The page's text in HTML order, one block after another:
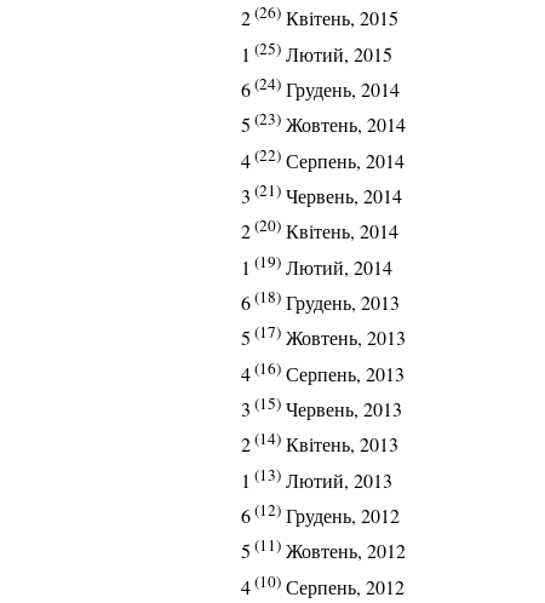
2(26) Квітень, 2015
1 (25) Лютий, 2015
6(24) Грудень, 2014
5 (23) Жовтень, 2014
4(22) Серпень, 2014
3 (21) Червень, 2014
2(20) Квітень, 2014
1 (19) Лютий, 2014
6(18) Грудень, 2013
5 (17) Жовтень, 2013
4(16) Серпень, 2013
3 (15) Червень, 2013
2(14) Квітень, 2013
1 (13) Лютий, 2013
6(12) Грудень, 2012
5 (11) Жовтень, 2012
4(10) Серпень, 2012